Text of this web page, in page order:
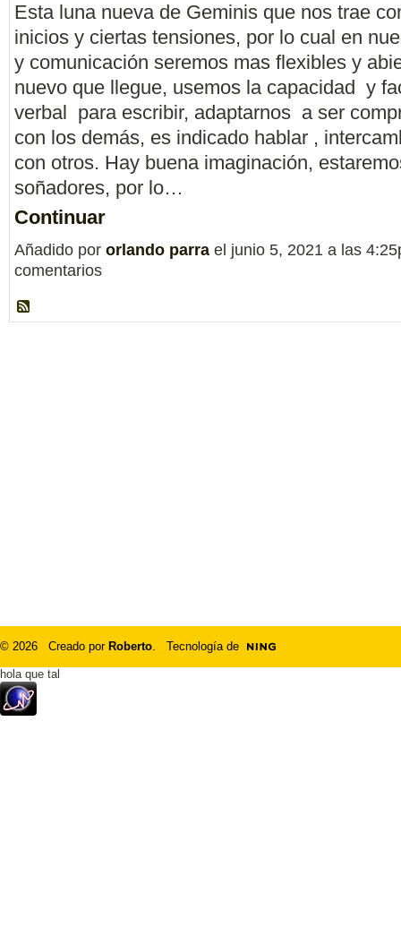
Esta luna nueva de Geminis que nos trae
inicios y ciertas tensiones, por lo cual en
y comunicación seremos mas flexibles y
nuevo que llegue, usemos la capacidad y
verbal para escribir, adaptarnos a ser
con los demás, es indicado hablar ,
con otros. Hay buena imaginación,
soñadores, por lo…
Continuar
Añadido por orlando parra el junio 5, 2021 a las
comentarios
© 2026 Creado por Roberto. Tecnología de
hola que tal